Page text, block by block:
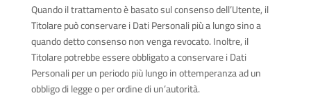
Quando il trattamento è basato sul consenso dell’Utente, il
Titolare può conservare i Dati Personali più a lungo sino a
quando detto consenso non venga revocato. Inoltre, il
Titolare potrebbe essere obbligato a conservare i Dati
Personali per un periodo più lungo in ottemperanza ad un
obbligo di legge o per ordine di un’autorità.